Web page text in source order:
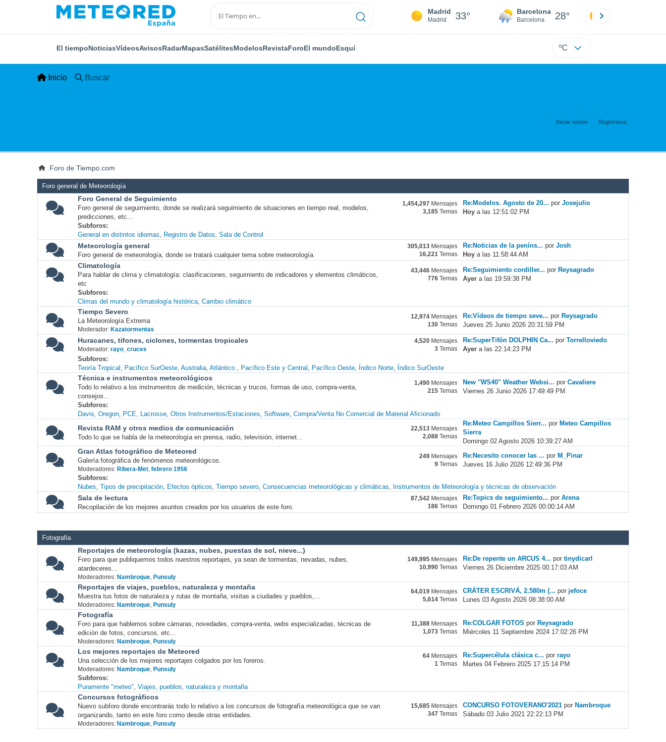
Madrid
Madrid 33° Barcelona
Barcelona 28°
El tiempoNoticiasVídeosAvisosRadarMapasSatélitesModelosRevistaForoEl mundoEsquí ºC
Inicio Buscar
Iniciar sesión Registrarse
Foro de Tiempo.com
Foro general de Meteorología
Foro General de Seguimiento
Foro general de seguimiento, donde se realizará seguimiento de situaciones en tiempo real, modelos,
predicciones, etc...
1,454,297 Mensajes
3,185 Temas
Re:Modelos. Agosto de 20... porJosejulio
Hoy a las 12:51:02 PM
Subforos
General en distintos idiomas
Registro de Datos Sala de Control
Meteorología general
Foro general de meteorología, donde se tratará cualquier tema sobre meteorología.
305,013 Mensajes
16,221 Temas
Re:Noticias de la peníns... porJosh
Hoy a las 11:58:44 AM
Climatología
Para hablar de clima y climatología: clasificaciones, seguimiento de indicadores y elementos climáticos,
etc
43,446 Mensajes
776 Temas
Re:Seguimiento cordiller... por Reysagrado
Ayer a las 19:59:38 PM
Subforos
Climas del mundo y climatología histórica Cambio climático
Tiempo Severo
La Meteorología Extrema
Moderador: Kazatormentas
12,974 Mensajes
130 Temas
Re:Vídeos de tiempo seve... porReysagrado
Jueves 25 Junio 2026 20:31:59 PM
Huracanes, tifones, ciclones, tormentas tropicales
Moderador: rayo_cruces
4,520 Mensajes
3 Temas
Re:SuperTifón DOLPHIN Ca... porTorrelloviedo
Ayer a las 22:14:23 PM
Subforos
Teoría Tropical
Pacífico SurOeste Australia Atlántico Pacífico Este y Central Pacífico Oeste Índico Norte Índico SurOeste
Técnica e instrumentos meteorológicos
Todo lo relativo a los instrumentos de medición, técnicas y trucos, formas de uso, compra-venta,
consejos...
1,490 Mensajes
215 Temas
New "WS40" Weather Websi... porCavaliere
Viernes 26 Junio 2026 17:49:49 PM
Subforos
Davis Oregon PCE Lacrosse Otros Instrumentos/Estaciones Software Compra/Venta No Comercial de Material Aficionado
Revista RAM y otros medios de comunicación
Todo lo que se habla de la meteorología en prensa, radio, televisión, internet...
22,513 Mensajes
2,088 Temas
Re:Meteo Campillos Sierr... por Meteo Campillos
Sierra
Domingo 02 Agosto 2026 10:39:27 AM
Gran Atlas fotográfico de Meteored
Galería fotográfica de fenómenos meteorológicos.
Moderadores: Ribera-Met, febrero 1956
249 Mensajes
9 Temas
Re:Necesito conocer las ... porM_Pinar
Jueves 16 Julio 2026 12:49:36 PM
Subforos
Nubes Tipos de precipitación Efectos ópticos Tiempo severo Consecuencias meteorológicas y climáticas Instrumentos de Meteorología y técnicas de observación
Sala de lectura
Recopilación de los mejores asuntos creados por los usuarios de este foro.
87,542 Mensajes
186 Temas
Re:Topics de seguimiento... porArena
Domingo 01 Febrero 2026 00:00:14 AM
Fotografia
Reportajes de meteorología (kazas, nubes, puestas de sol, nieve...)
Foro para que publiquemos todos nuestros reportajes, ya sean de tormentas, nevadas, nubes,
atardeceres...
Moderadores: Nambroque, Punsuly
149,995 Mensajes
10,990 Temas
Re:De repente un ARCUS 4... portinydicarl
Viernes 26 Diciembre 2025 00:17:03 AM
Reportajes de viajes, pueblos, naturaleza y montaña
Muestra tus fotos de naturaleza y rutas de montaña, visitas a ciudades y pueblos,...
Moderadores: Nambroque, Punsuly
64,019 Mensajes
5,614 Temas
CRÁTER ESCRIVÁ, 2.580m (... por jefoce
Lunes 03 Agosto 2026 08:38:00 AM
Fotografía
Foro para que hablemos sobre cámaras, novedades, compra-venta, webs especializadas, técnicas de
edición de fotos, concursos, etc...
Moderadores: Nambroque, Punsuly
11,388 Mensajes
1,073 Temas
Re:COLGAR FOTOS por Reysagrado
Miércoles 11 Septiembre 2024 17:02:26 PM
Los mejores reportajes de Meteored
Una selección de los mejores reportajes colgados por los foreros.
Moderadores: Nambroque, Punsuly
64 Mensajes
1 Temas
Re:Supercélula clásica c... porrayo
Martes 04 Febrero 2025 17:15:14 PM
Subforos
Puramente "meteo" Viajes, pueblos, naturaleza y montaña
Concursos fotográficos
Nuevo subforo donde encontrarás todo lo relativo a los concursos de fotografía meteorológica que se van
organizando, tanto en este foro como desde otras entidades.
Moderadores: Nambroque, Punsuly
15,685 Mensajes
347
Temas
CONCURSO FOTOVERANO'2021 por Nambroque
Sábado 03 Julio 2021 22:22:13 PM